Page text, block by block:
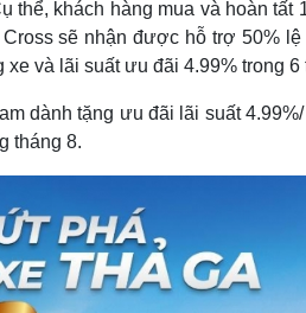
- Điện ảnh
Giải trí
Thời trang
khách hàng mua và hoàn tất
sẽ nhận được hỗ trợ 50%
và lãi suất ưu đãi 4.99% trong 6
dành tặng ưu đãi lãi suất
tháng 8.